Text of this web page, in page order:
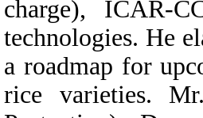
charge), ICAR-
technologies. He
a roadmap for
rice varieties.